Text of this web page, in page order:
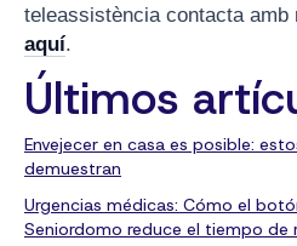
teleassistència contacta amb
aquí.
Últimos
Envejecer en casa es posible:
demuestran
Urgencias médicas: Cómo el
Seniordomo reduce el tiempo de